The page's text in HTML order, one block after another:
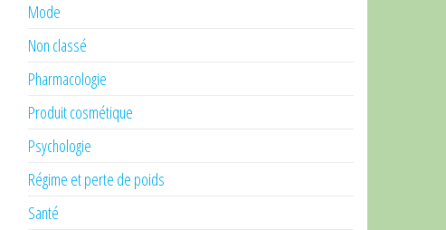
Mode
Non classé
Pharmacologie
Produit cosmétique
Psychologie
Régime et perte de poids
Santé